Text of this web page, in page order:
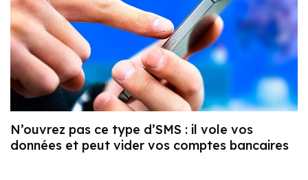
N’ouvrez pas ce type d’SMS : il vole vos
données et peut vider vos comptes bancaires